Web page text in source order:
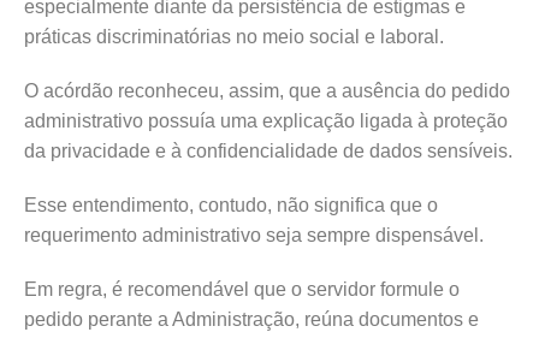
especialmente diante da persistência de estigmas e
práticas discriminatórias no meio social e laboral.
O acórdão reconheceu, assim, que a ausência do pedido
administrativo possuía uma explicação ligada à proteção
da privacidade e à confidencialidade de dados sensíveis.
Esse entendimento, contudo, não significa que o
requerimento administrativo seja sempre dispensável.
Em regra, é recomendável que o servidor formule o
pedido perante a Administração, reúna documentos e